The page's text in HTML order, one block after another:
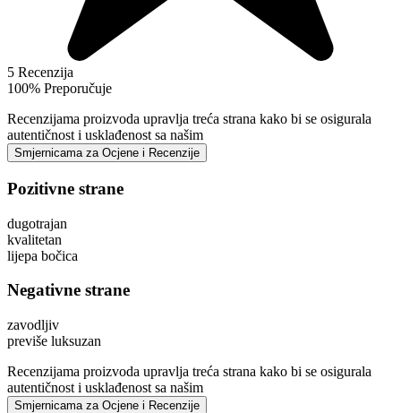
5 Recenzija
100% Preporučuje
Recenzijama proizvoda upravlja treća strana kako bi se osigurala
autentičnost i usklađenost sa našim
Smjernicama za Ocjene i Recenzije
Pozitivne strane
dugotrajan
kvalitetan
lijepa bočica
Negativne strane
zavodljiv
previše luksuzan
Recenzijama proizvoda upravlja treća strana kako bi se osigurala
autentičnost i usklađenost sa našim
Smjernicama za Ocjene i Recenzije